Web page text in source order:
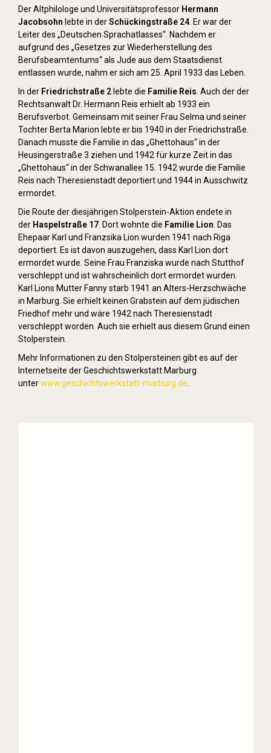
Der Altphilologe und Universitätsprofessor Hermann
Jacobsohn lebte in derSchückingstraße 24 . Er war der
Leiter des „Deutschen Sprachatlasses“. Nachdem er
aufgrund des „Gesetzes zur Wiederherstellung des
Berufsbeamtentums“ als Jude aus dem Staatsdienst
entlassen wurde, nahm er sich am 25. April 1933 das Leben.
In der Friedrichstraße 2lebte die Familie Reis . Auch der der
Rechtsanwalt Dr. Hermann Reis erhielt ab 1933 ein
Berufsverbot. Gemeinsam mit seiner Frau Selma und seiner
Tochter Berta Marion lebte er bis 1940 in der Friedrichstraße.
Danach musste die Familie in das „Ghettohaus“ in der
Heusingerstraße 3 ziehen und 1942 für kurze Zeit in das
„Ghettohaus“ in der Schwanallee 15. 1942 wurde die Familie
Reis nach Theresienstadt deportiert und 1944 in Ausschwitz
ermordet.
Die Route der diesjährigen Stolperstein-Aktion endete in
der Haspelstraße 17 . Dort wohnte die Familie Lion . Das
Ehepaar Karl und Franzsika Lion wurden 1941 nach Riga
deportiert. Es ist davon auszugehen, dass Karl Lion dort
ermordet wurde. Seine Frau Franziska wurde nach Stutthof
verschleppt und ist wahrscheinlich dort ermordet wurden.
Karl Lions Mutter Fanny starb 1941 an Alters-Herzschwäche
in Marburg. Sie erhielt keinen Grabstein auf dem jüdischen
Friedhof mehr und wäre 1942 nach Theresienstadt
verschleppt worden. Auch sie erhielt aus diesem Grund einen
Stolperstein.
Mehr Informationen zu den Stolpersteinen gibt es auf der
Internetseite der Geschichtswerkstatt Marburg
unterwww.geschichtswerkstatt-marburg.de